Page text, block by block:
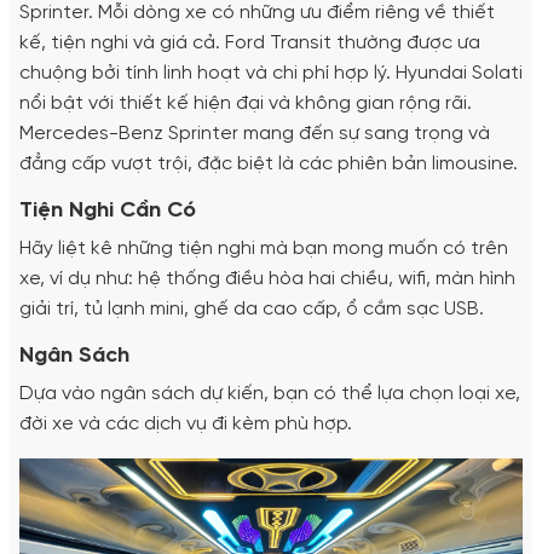
Sprinter. Mỗi dòng xe có những ưu điểm riêng về thiết
kế, tiện nghi và giá cả. Ford Transit thường được ưa
chuộng bởi tính linh hoạt và chi phí hợp lý. Hyundai Solati
nổi bật với thiết kế hiện đại và không gian rộng rãi.
Mercedes-Benz Sprinter mang đến sự sang trọng và
đẳng cấp vượt trội, đặc biệt là các phiên bản limousine.
Tiện Nghi Cần Có
Hãy liệt kê những tiện nghi mà bạn mong muốn có trên
xe, ví dụ như: hệ thống điều hòa hai chiều, wifi, màn hình
giải trí, tủ lạnh mini, ghế da cao cấp, ổ cắm sạc USB.
Ngân Sách
Dựa vào ngân sách dự kiến, bạn có thể lựa chọn loại xe,
đời xe và các dịch vụ đi kèm phù hợp.